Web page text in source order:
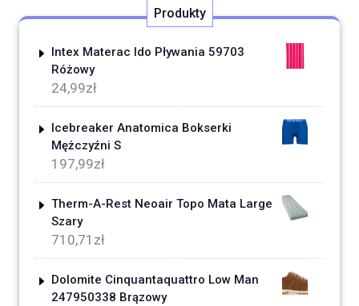
Produkty
Intex Materac Ido Pływania 59703
Różowy
24,99zł
Icebreaker Anatomica Bokserki
Mężczyźni S
197,99zł
Therm-A-Rest Neoair Topo Mata Large
Szary
710,71 zł
Dolomite Cinquantaquattro Low Man
247950338 Brązowy